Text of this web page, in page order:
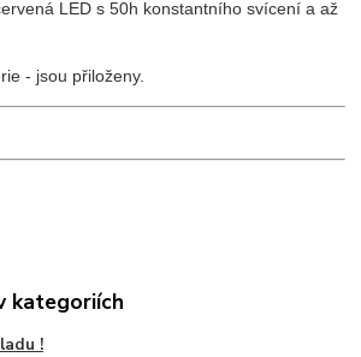
LED s 50h konstantního svícení a až
- jsou přiloženy.
kategoriích
!